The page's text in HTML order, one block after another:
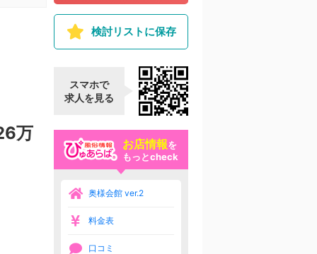
万
検討リストに保存
スマホで
求人を見る
お店情報を
もっとcheck
奥様会館 ver.2
料金表
口コミ